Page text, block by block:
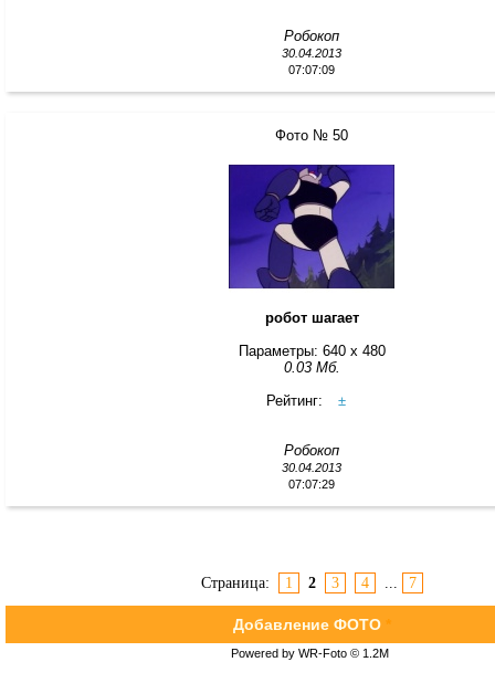
Робокоп
30.04.2013
07:07:09
Фото № 50
робот шагает
Параметры: 640 x 480
0.03 Мб.
Рейтинг:
±
Робокоп
30.04.2013
07:07:29
Страница: 1 2 3 4 7
Добавление ФОТО *
Powered by WR-Foto © 1.2М